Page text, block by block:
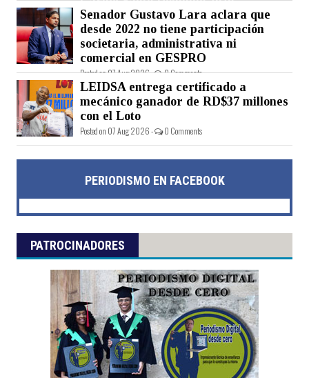
Posted on 07 Aug 2026 - 0 Comments
Senador Gustavo Lara aclara que
desde 2022 no tiene participación
societaria, administrativa ni
comercial en GESPRO
Posted on 07 Aug 2026 - 0 Comments
LEIDSA entrega certificado a
mecánico ganador de RD$37 millones
con el Loto
Posted on 07 Aug 2026 - 0 Comments
PERIODISMO EN FACEBOOK
PATROCINADORES